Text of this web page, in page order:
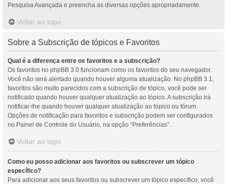
Pesquisa Avançada e preencha as diversas opções apropriadamente.
Voltar ao topo
Sobre a Subscrição de tópicos e Favoritos
Qual é a diferença entre os favoritos e a subscrição?
Os favoritos no phpBB 3.0 funcionam como os favoritos do seu navegador.
Você não será alertado quando houver alguma atualização. No phpBB 3.1,
favoritos são muito parecidos com a subscrição de tópico, você pode ser
notificado quando houver qualquer atualização ao tópico. A subscrição irá
notificar-lhe quando houver qualquer atualização ao tópico ou fórum.
Opções de notificação para favoritos e subscrição podem ser configurados
no Painel de Controle do Usuário, na opção “Preferências”.
Voltar ao topo
Como eu posso adicionar aos favoritos ou subscrever um tópico
específico?
Para adicionar aos seus favoritos ou subscrever um tópico específico, você